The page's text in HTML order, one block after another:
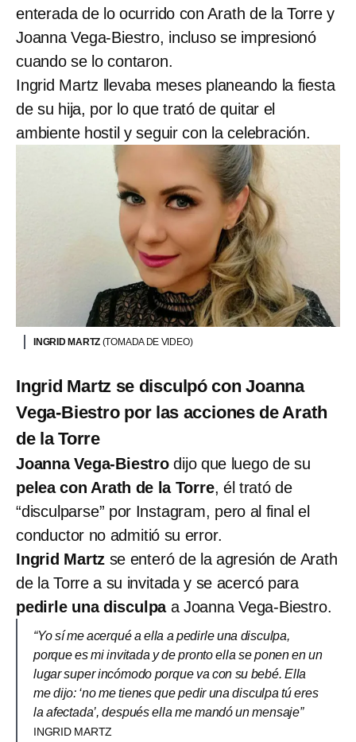
enterada de lo ocurrido con Arath de la Torre y
Joanna Vega-Biestro, incluso se impresionó
cuando se lo contaron.
Ingrid Martz llevaba meses planeando la fiesta
de su hija, por lo que trató de quitar el
ambiente hostil y seguir con la celebración.
INGRID MARTZ (TOMADA DE VIDEO)
Ingrid Martz se disculpó con Joanna
Vega-Biestro por las acciones de Arath
de la Torre
Joanna Vega-Biestrodijo que luego de su
pelea con Arath de la Torre, él trató de
“disculparse” por Instagram, pero al final el
conductor no admitió su error.
Ingrid Martz se enteró de la agresión de Arath
de la Torre a su invitada y se acercó para
pedirle una disculpa a Joanna Vega-Biestro.
“Yo sí me acerqué a ella a pedirle una disculpa,
porque es mi invitada y de pronto ella se ponen en un
lugar super incómodo porque va con su bebé. Ella
me dijo: ‘no me tienes que pedir una disculpa tú eres
la afectada’, después ella me mandó un mensaje”
INGRID MARTZ